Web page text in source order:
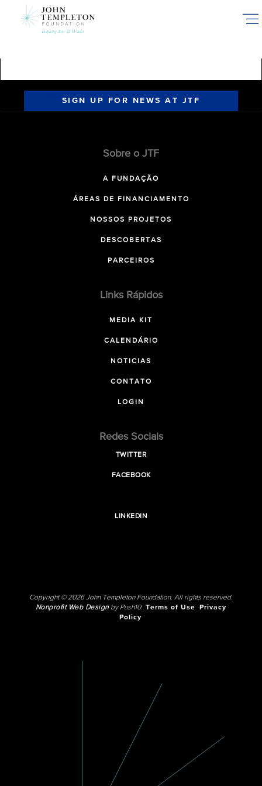
SIGN UP FOR NEWS AT JTF
Sobre o JTF
A FUNDAÇÃO
ÁREAS DE FINANCIAMENTO
NOSSOS PROJETOS
DESCOBERTAS
PARCEIROS
Links Rápidos
MEDIA KIT
CALENDÁRIO
NOTICIAS
CONTATO
LOGIN
Redes Sociais
TWITTER
FACEBOOK
LINKEDIN
Copyright © 2026 John Templeton Foundation. All rights reserved.
Nonprofit Web Designby Push10. Terms of Use
Privacy
Policy